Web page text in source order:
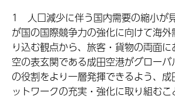
1 人口減少に伴う国内需要の縮小が
が国の国際競争力の強化に向けて海
り込む観点から、旅客・貨物の両面
空の表玄関である成田空港がグロー
の役割をより一層発揮できるよう、
ットワークの充実・強化に取り組むこ